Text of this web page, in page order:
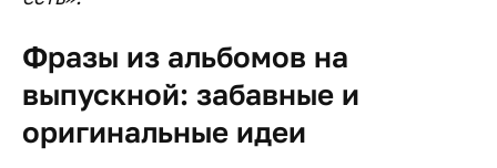
Фразы из альбомов на
выпускной: забавные и
оригинальные идеи